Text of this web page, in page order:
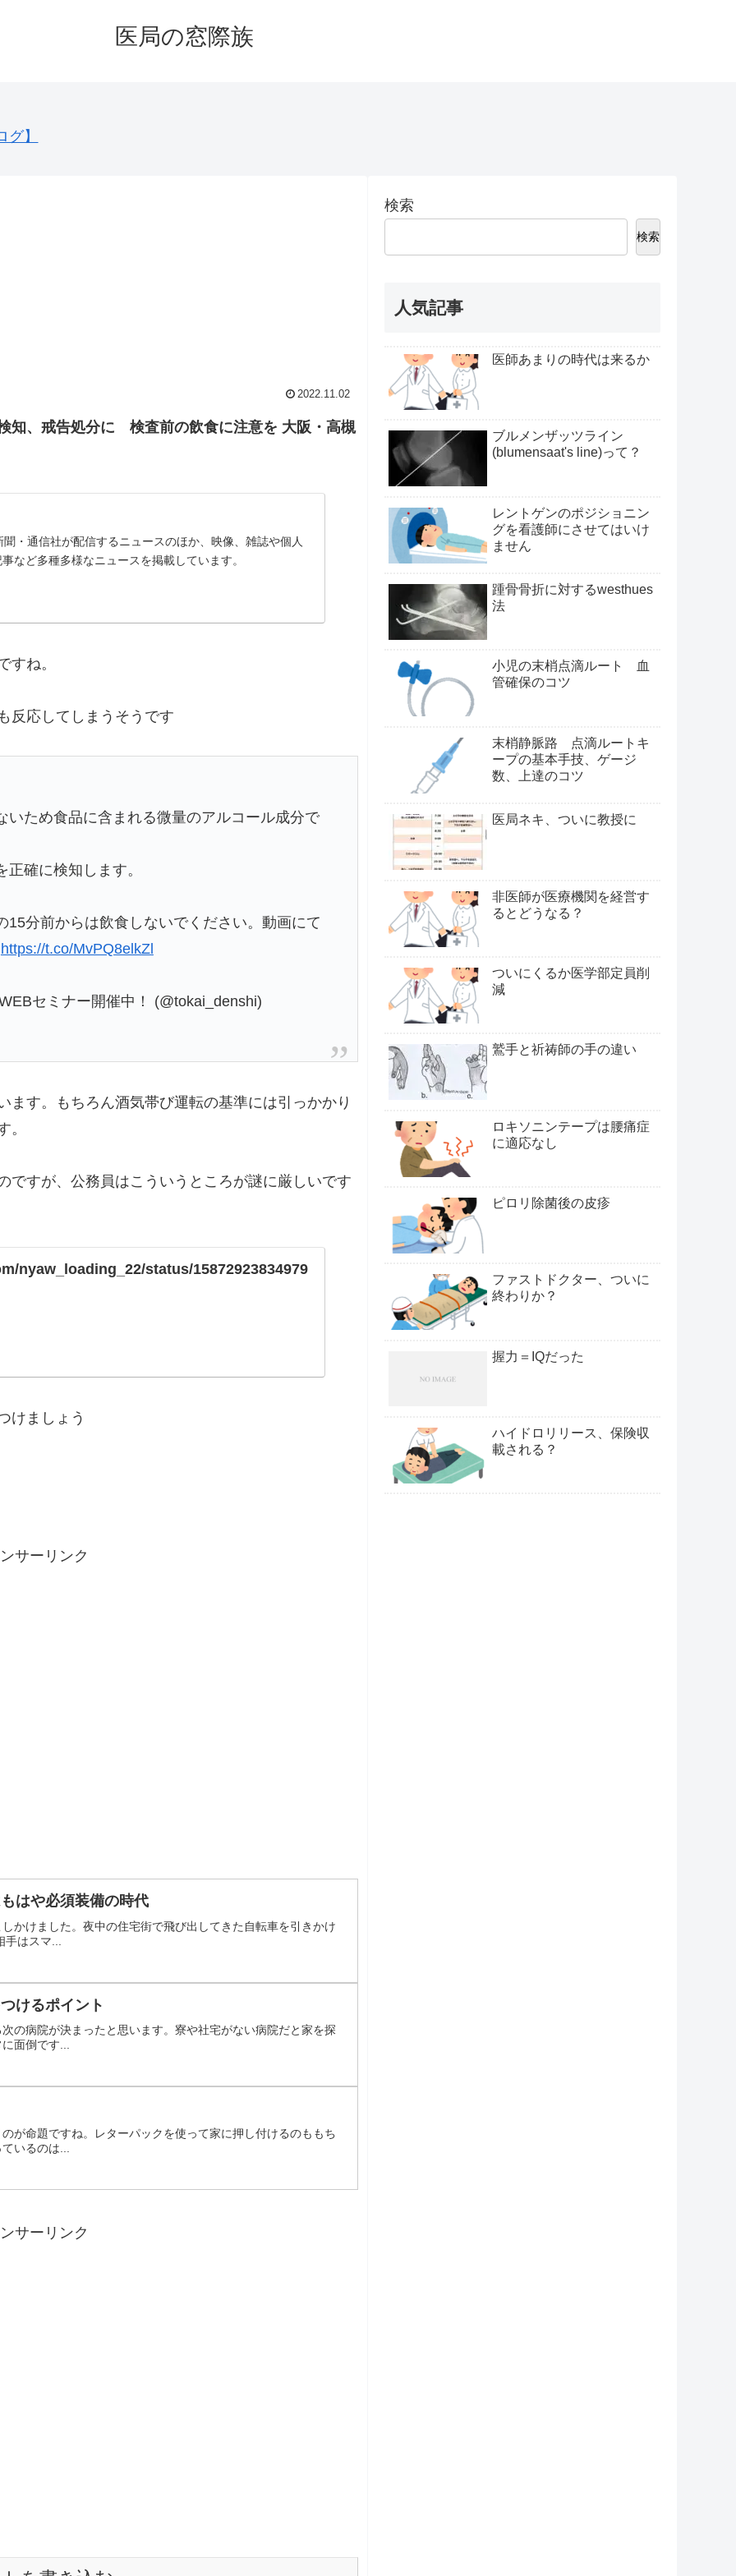
医局の窓際族
グ】
2022.11.02
知、戒告処分に 検査前の飲食に注意を 大阪・高槻
・通信社が配信するニュースのほか、映像、雑誌や個人
など多種多様なニュースを掲載しています。
すね。
反応してしまうそうです
ため食品に含まれる微量のアルコール成分で
確に検知します。
分前からは飲食しないでください。動画にて
https://t.co/MvPQ8elkZl
セミナー開催中！ (@tokai_denshi)
ます。もちろん酒気帯び運転の基準には引っかかり
。
ですが、公務員はこういうところが謎に厳しいです
nyaw_loading_22/status/15872923834979
けましょう
サーリンク
はや必須装備の時代
かけました。夜中の住宅街で飛び出してきた自転車を引きかけ
はスマ...
けるポイント
の病院が決まったと思います。寮や社宅がない病院だと家を探
面倒です...
が命題ですね。レターパックを使って家に押し付けるのももち
いるのは...
サーリンク
検索
検索
人気記事
医師あまりの時代は来るか
ブルメンザッツライン
(blumensaat's line)って？
レントゲンのポジショニン
グを看護師にさせてはいけ
ません
踵骨骨折に対するwesthues
法
小児の末梢点滴ルート 血
管確保のコツ
末梢静脈路 点滴ルートキ
ープの基本手技、ゲージ
数、上達のコツ
医局ネキ、ついに教授に
非医師が医療機関を経営す
るとどうなる？
ついにくるか医学部定員削
減
鷲手と祈祷師の手の違い
ロキソニンテープは腰痛症
に適応なし
ピロリ除菌後の皮疹
ファストドクター、ついに
終わりか？
握力＝IQだった
ハイドロリリース、保険収
載される？